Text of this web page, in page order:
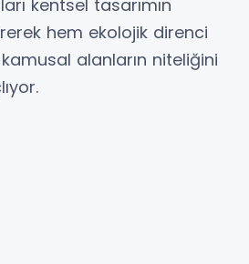
kentsel tasarımın
hem ekolojik direnci
alanların niteliğini